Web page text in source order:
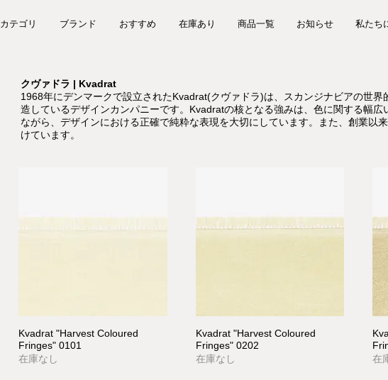
カテゴリ ブランド おすすめ 在庫あり 商品一覧 お知らせ 私たち
クヴァドラ | Kvadrat
1968年にデンマークで設立されたKvadrat(クヴァドラ)は、スカンジナビアの世
造しているデザインカンパニーです。Kvadratの核となる強みは、色に関する幅
ながら、デザインにおける正確で純粋な表現を大切にしています。また、創業以
けています。
Kvadrat "Harvest Coloured
Fringes" 0101
在庫なし
Kvadrat "Harvest Coloured
Fringes" 0202
在庫なし
在